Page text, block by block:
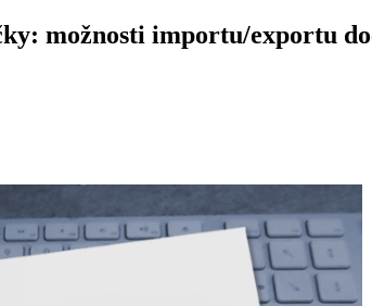
možnosti importu/exportu